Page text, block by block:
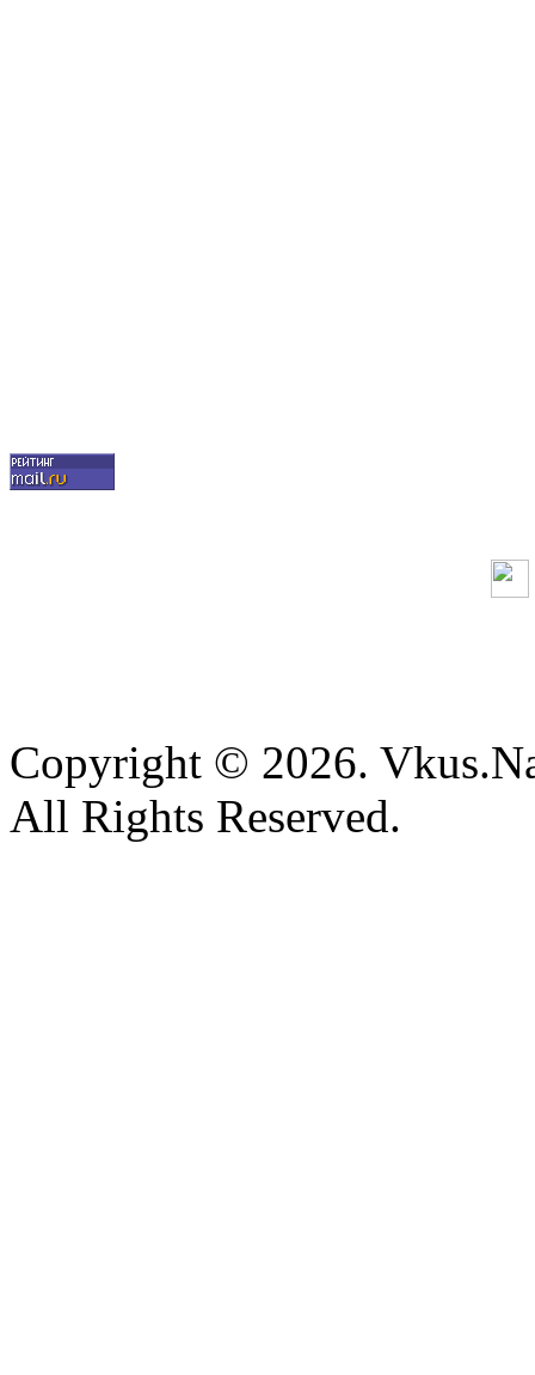
Copyright © 2026.
All Rights Reserved.